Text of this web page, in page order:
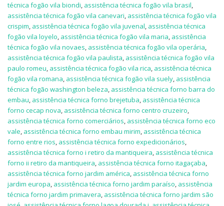
técnica fogão vila biondi, assistência técnica fogão vila brasil,
assistência técnica fogão vila canevari, assistência técnica fogão vila
crispim, assistência técnica fogão vila juvenal, assistência técnica
fogão vila loyelo, assistência técnica fogão vila maria, assistência
técnica fogão vila novaes, assistência técnica fogão vila operária,
assistência técnica fogão vila paulista, assistência técnica fogão vila
paulo romeu, assistência técnica fogão vila rica, assistência técnica
fogão vila romana, assistência técnica fogão vila suely, assistência
técnica fogão washington beleza, assistência técnica forno barra do
embau, assistência técnica forno brejetuba, assistência técnica
forno cecap nova, assistência técnica forno centro cruzeiro,
assistência técnica forno comerciários, assistência técnica forno eco
vale, assistência técnica forno embau mirim, assistência técnica
forno entre rios, assistência técnica forno expedicionários,
assistência técnica forno i retiro da mantiqueira, assistência técnica
forno ii retiro da mantiqueira, assistência técnica forno itagaçaba,
assistência técnica forno jardim américa, assistência técnica forno
jardim europa, assistência técnica forno jardim paraíso, assistência
técnica forno jardim primavera, assistência técnica forno jardim são